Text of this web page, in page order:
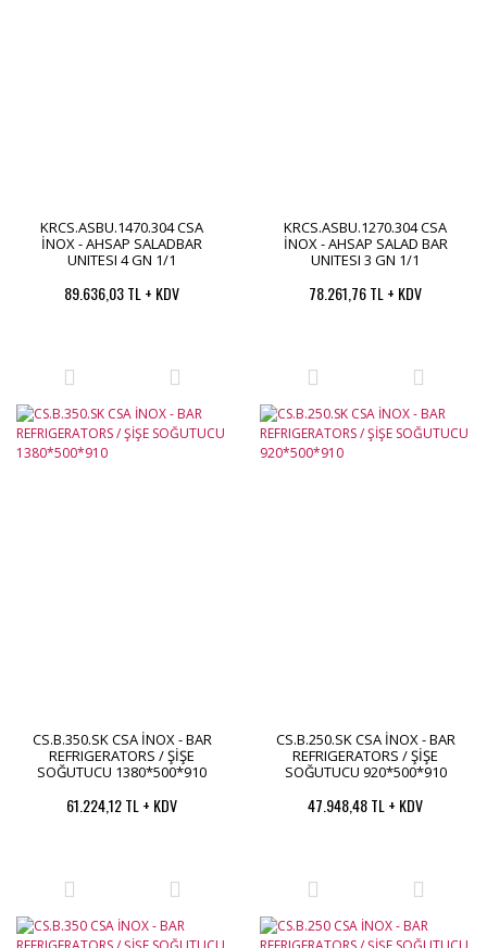
KRCS.ASBU.1470.304 CSA
İNOX - AHSAP SALADBAR
UNITESI 4 GN 1/1
89.636,03 TL + KDV
KRCS.ASBU.1270.304 CSA
İNOX - AHSAP SALAD BAR
UNITESI 3 GN 1/1
78.261,76 TL + KDV
CS.B.350.SK CSA İNOX - BAR
REFRIGERATORS / ŞİŞE
SOĞUTUCU 1380*500*910
61.224,12 TL + KDV
CS.B.250.SK CSA İNOX - BAR
REFRIGERATORS / ŞİŞE
SOĞUTUCU 920*500*910
47.948,48 TL + KDV